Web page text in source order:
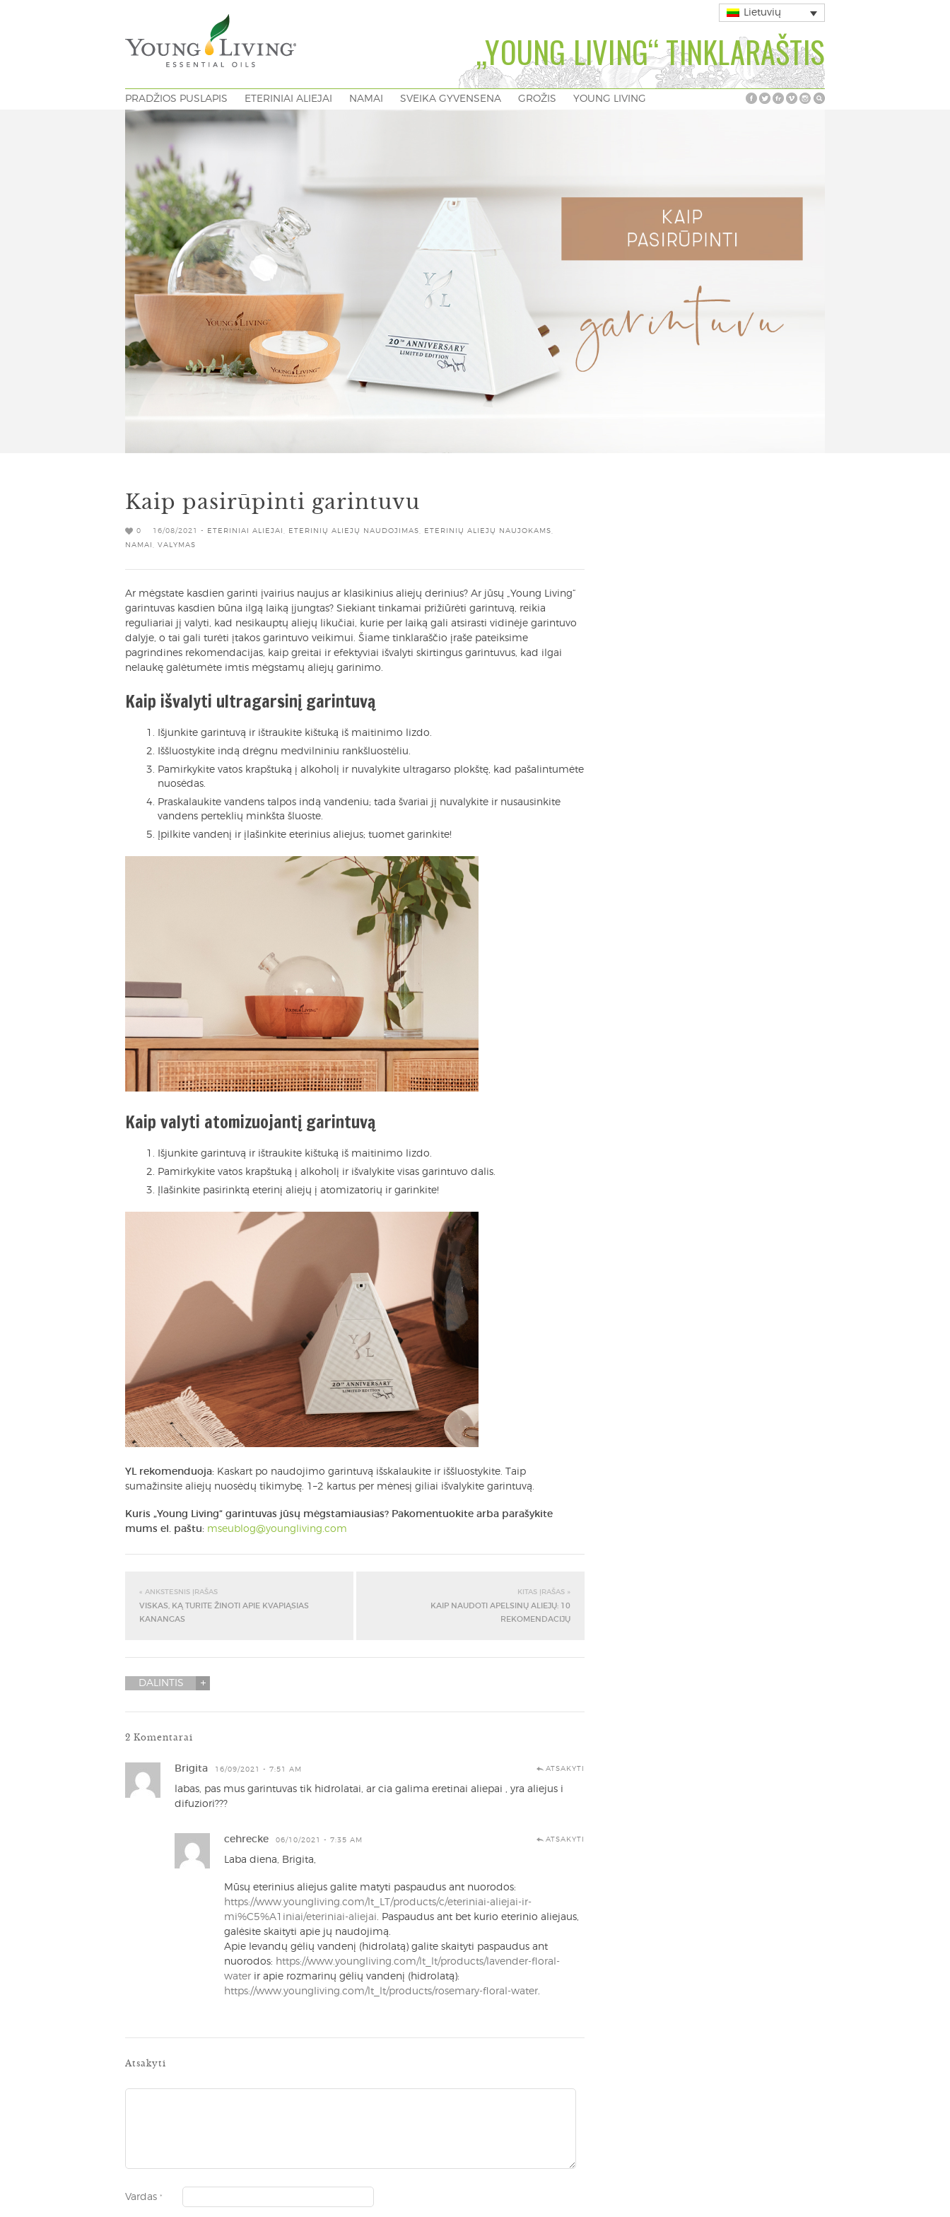
Lietuvių
„YOUNG LIVING“ TINKLARAŠTIS
PRADŽIOS PUSLAPIS ETERINIAI ALIEJAI NAMAI SVEIKA GYVENSENA GROŽIS YOUNG LIVING
Kaip pasirūpinti garintuvu
0 16/08/2021 - ETERINIAI ALIEJAI ETERINIŲ ALIEJŲ NAUDOJIMAS ETERINIŲ ALIEJŲ NAUJOKAMS
NAMAI
VALYMAS
Ar mėgstate kasdien garinti įvairius naujus ar klasikinius aliejų derinius? Ar jūsų „Young Living“
garintuvas kasdien būna ilgą laiką įjungtas? Siekiant tinkamai prižiūrėti garintuvą, reikia
reguliariai jį valyti, kad nesikauptų aliejų likučiai, kurie per laiką gali atsirasti vidinėje garintuvo
dalyje, o tai gali turėti įtakos garintuvo veikimui. Šiame tinklaraščio įraše pateiksime
pagrindines rekomendacijas, kaip greitai ir efektyviai išvalyti skirtingus garintuvus, kad ilgai
nelaukę galėtumėte imtis mėgstamų aliejų garinimo.
Kaip išvalyti ultragarsinį garintuvą
Išjunkite garintuvą ir ištraukite kištuką iš maitinimo lizdo.
Iššluostykite indą drėgnu medvilniniu rankšluostėliu.
Pamirkykite vatos krapštuką į alkoholį ir nuvalykite ultragarso plokštę, kad pašalintumėte
nuosėdas.
Praskalaukite vandens talpos indą vandeniu; tada švariai jį nuvalykite ir nusausinkite
vandens perteklių minkšta šluoste.
Įpilkite vandenį ir įlašinkite eterinius aliejus; tuomet garinkite!
Kaip valyti atomizuojantį garintuvą
Išjunkite garintuvą ir ištraukite kištuką iš maitinimo lizdo.
Pamirkykite vatos krapštuką į alkoholį ir išvalykite visas garintuvo dalis.
Įlašinkite pasirinktą eterinį aliejų į atomizatorių ir garinkite!
YL rekomenduoja: Kaskart po naudojimo garintuvą išskalaukite ir iššluostykite. Taip
sumažinsite aliejų nuosėdų tikimybę. 1–2 kartus per mėnesį giliai išvalykite garintuvą.
Kuris „Young Living“ garintuvas jūsų mėgstamiausias? Pakomentuokite arba parašykite
mums el. paštu: mseublog@youngliving.com
« ANKSTESNIS ĮRAŠAS
VISKAS, KĄ TURITE ŽINOTI APIE KVAPIĄSIAS
KANANGAS
KITAS ĮRAŠAS »
KAIP NAUDOTI APELSINŲ ALIEJŲ: 10
REKOMENDACIJŲ
DALINTIS
2 Komentarai
Brigita 16/09/2021 - 7:51 AM ATSAKYTI
labas, pas mus garintuvas tik hidrolatai, ar cia galima eretinai aliepai , yra aliejus i
difuziori???
cehrecke 06/10/2021 - 7:35 AM ATSAKYTI
Laba diena, Brigita,
Mūsų eterinius aliejus galite matyti paspaudus ant nuorodos:
https://www.youngliving.com/lt_LT/products/c/eteriniai-aliejai-ir-
mi%C5%A1iniai/eteriniai-aliejai . Paspaudus ant bet kurio eterinio aliejaus,
galėsite skaityti apie jų naudojimą.
Apie levandų gėlių vandenį (hidrolatą) galite skaityti paspaudus ant
nuorodos: https://www.youngliving.com/lt_lt/products/lavender-floral-
water ir apie rozmarinų gėlių vandenį (hidrolatą):
https://www.youngliving.com/lt_lt/products/rosemary-floral-water
Atsakyti
Vardas *